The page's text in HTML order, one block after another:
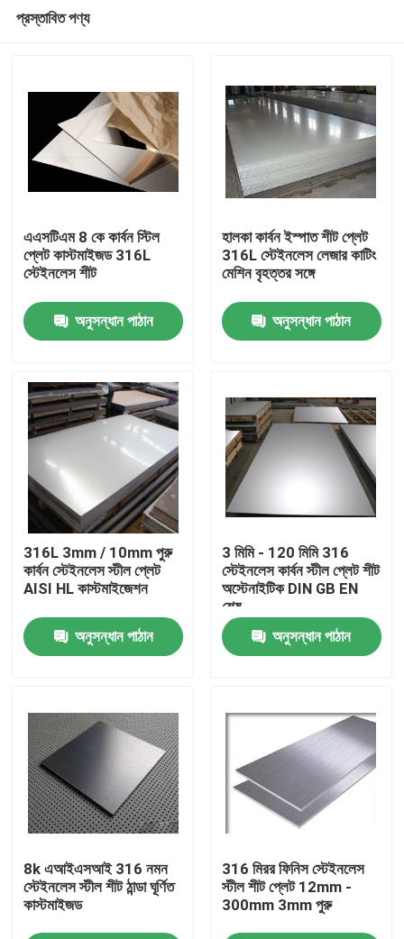
বাড়ি
পণ্য
ভিডিও
আমাদের সম্পর্কে
কারখানা ভ্রমণ
যোগাযোগ করুন
উদ্ধৃতির জন্য আবেদন
স্টেইনলেস স্টীল শীট কুণ্ডলী
স্টেইনলেস স্টীল শীট মেটাল
প্রস্তাবিত পণ্য
এএসটিএম 8 কে কার্বন স্টিল
প্লেট কাস্টমাইজড 316L
স্টেইনলেস শীট
অনুসন্ধান পাঠান
হালকা কার্বন ইস্পাত শীট প্লেট
316L স্টেইনলেস লেজার কাটিং
মেশিন বৃহত্তর সঙ্গে
অনুসন্ধান পাঠান
316L 3mm / 10mm পুরু
কার্বন স্টেইনলেস স্টীল প্লেট
AISI HL কাস্টমাইজেশন
অনুসন্ধান পাঠান
3 মিমি - 120 মিমি 316
স্টেইনলেস কার্বন স্টীল প্লেট শীট
অস্টেনাইটিক DIN GB EN
শেষ
অনুসন্ধান পাঠান
8k এআইএসআই 316 নমন
স্টেইনলেস স্টীল শীট ঠান্ডা ঘূর্ণিত
কাস্টমাইজড
316 মিরর ফিনিস স্টেইনলেস
স্টীল শীট প্লেট 12mm -
300mm 3mm পুরু